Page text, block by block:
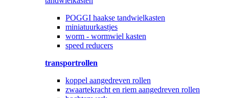
POGGI haakse tandwielkasten
miniatuurkastjes
worm - wormwiel kasten
speed reducers
transportrollen
koppel aangedreven rollen
zwaartekracht en riem aangedreven rollen